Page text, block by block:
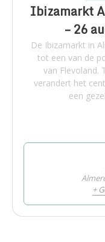
Ibizamarkt
– 26
De Ibizamarkt in
tot een van de
van Flevoland.
verandert het
een
+